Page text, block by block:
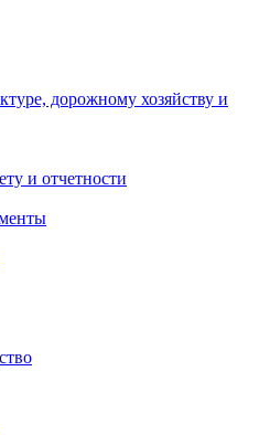
дорожному хозяйству и
и отчетности